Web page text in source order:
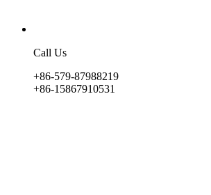
Call Us
+86-579-87988219
+86-15867910531